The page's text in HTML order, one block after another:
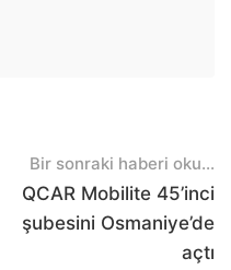
Bir sonraki haberi oku...
QCAR Mobilite 45’inci
şubesini Osmaniye’de
açtı